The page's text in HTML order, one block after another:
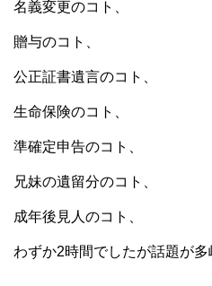
名義変更のコト、
贈与のコト、
公正証書遺言のコト、
生命保険のコト、
準確定申告のコト、
兄妹の遺留分のコト、
成年後見人のコト、
わずか2時間でしたが話題が多